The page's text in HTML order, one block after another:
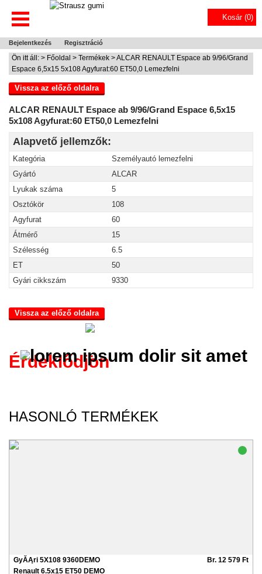
Kosár (0)
Bejelentkezés Regisztráció
Ön itt áll: > Főoldal > Termékek > ALCAR RENAULT Espace ab 9/96/Grand
Espace 6,5x15 5x108 Agyfurat:60 ET50,0 Lemezfelni
Vissza az előző oldalra
ALCAR RENAULT Espace ab 9/96/Grand Espace 6,5x15
5x108 Agyfurat:60 ET50,0 Lemezfelni
Alapvető jellemzők:
Kategória
Személyautó lemezfelni
Gyártó
ALCAR
Lyukak száma
5
Osztókör
108
Agyfurat
60
Átmérő
15
Szélesség
6.5
ET
50
Gyári cikkszám
9330
Vissza az előző oldalra
Érdeklődjön
HASONLÓ TERMÉKEK
GyĂĄri 5X108 9360DEMO
Renault 6.5x15 ET50 DEMO
Br. 12 579 Ft